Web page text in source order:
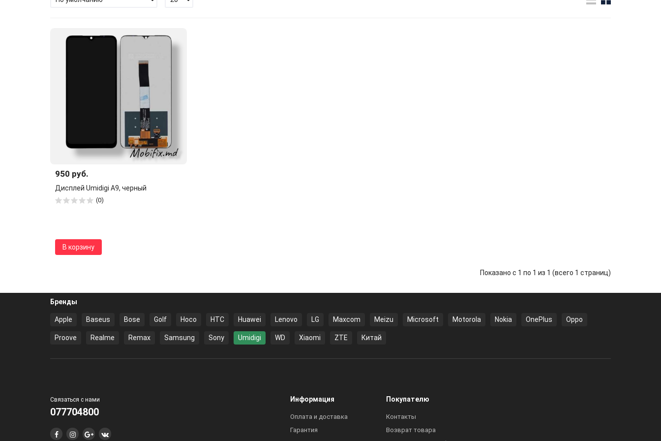
950 руб.
Дисплей Umidigi A9, черный
(0)
В корзину
Показано с 1 по 1 из 1 (всего 1 страниц)
Бренды
Apple Baseus Bose Golf Hoco HTC Huawei Lenovo LG Maxcom Meizu Microsoft Motorola Nokia OnePlus Oppo
Proove Realme Remax Samsung Sony Umidigi WD Xiaomi ZTE Китай
Связаться с нами
077704800
Информация
Оплата и доставка
Гарантия
Покупателю
Контакты
Возврат товара